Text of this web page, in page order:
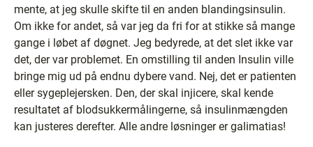
mente, at jeg skulle skifte til en anden blandingsinsulin.
Om ikke for andet, så var jeg da fri for at stikke så mange
gange i løbet af døgnet. Jeg bedyrede, at det slet ikke var
det, der var problemet. En omstilling til anden Insulin ville
bringe mig ud på endnu dybere vand. Nej, det er patienten
eller sygeplejersken. Den, der skal injicere, skal kende
resultatet af blodsukkermålingerne, så insulinmængden
kan justeres derefter. Alle andre løsninger er galimatias!